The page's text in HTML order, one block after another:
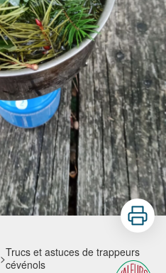
Imprimer
>Trucs et astuces de trappeurs
cévénols